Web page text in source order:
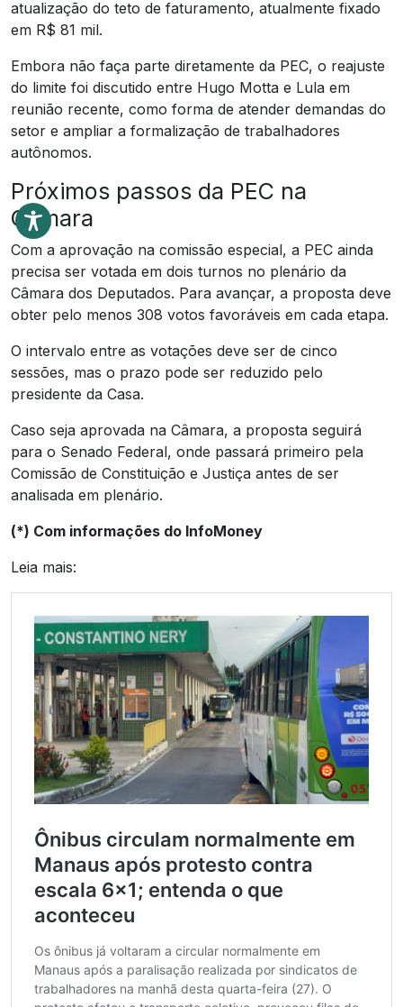
atualização do teto de faturamento, atualmente fixado
em R$ 81 mil.
Embora não faça parte diretamente da PEC, o reajuste
do limite foi discutido entre Hugo Motta e Lula em
reunião recente, como forma de atender demandas do
setor e ampliar a formalização de trabalhadores
autônomos.
Próximos passos da PEC na
Câmara
Com a aprovação na comissão especial, a PEC ainda
precisa ser votada em dois turnos no plenário da
Câmara dos Deputados. Para avançar, a proposta deve
obter pelo menos 308 votos favoráveis em cada etapa.
O intervalo entre as votações deve ser de cinco
sessões, mas o prazo pode ser reduzido pelo
presidente da Casa.
Caso seja aprovada na Câmara, a proposta seguirá
para o Senado Federal, onde passará primeiro pela
Comissão de Constituição e Justiça antes de ser
analisada em plenário.
(*) Com informações do InfoMoney
Leia mais: